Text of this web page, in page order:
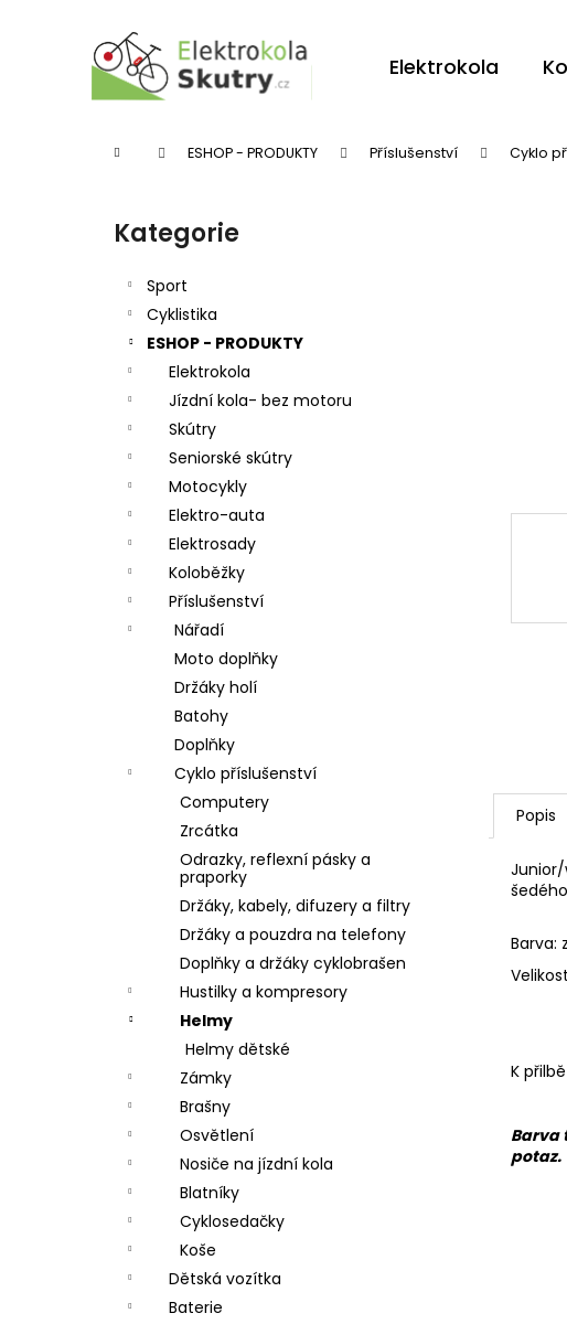
Elektrokola
Domů ESHOP - PRODUKTY Příslušenství Cyklo
Přeskočit
kategorie
Kategorie
Sport
Cyklistika
ESHOP - PRODUKTY
Elektrokola
Jízdní kola- bez motoru
Skútry
Seniorské skútry
Motocykly
Elektro-auta
Elektrosady
Koloběžky
Příslušenství
Nářadí
Moto doplňky
Držáky holí
Batohy
Doplňky
Cyklo příslušenství
Computery
Zrcátka
Odrazky, reflexní pásky a
praporky
Držáky, kabely, difuzery a filtry
Držáky a pouzdra na telefony
Doplňky a držáky cyklobrašen
Hustilky a kompresory
Helmy
Helmy dětské
Zámky
Brašny
Osvětlení
Nosiče na jízdní kola
Blatníky
Cyklosedačky
Koše
Dětská vozítka
Baterie
Popis
Barva:
S
K
Barva
potaz.
Zpět
Zpět